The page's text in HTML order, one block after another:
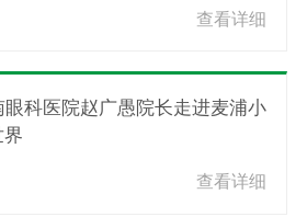
查看详细
科医院赵广愚院长走进麦浦小
界
查看详细